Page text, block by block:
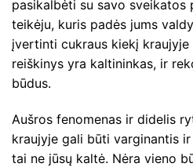
pasikalbėti su savo sveikatos
teikėju, kuris padės jums
įvertinti cukraus kiekį
reiškinys yra kaltininkas, ir
būdus.
Aušros fenomenas ir didelis
kraujyje gali būti varginantis
tai ne jūsų kaltė. Nėra vieno